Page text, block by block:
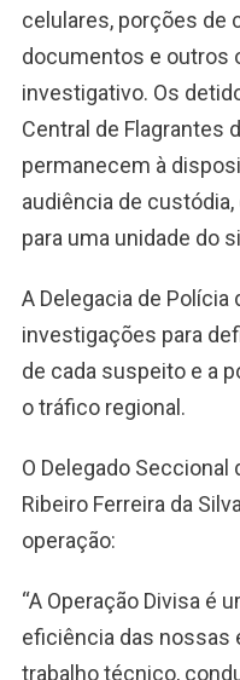
celulares, porções de
documentos e outros
investigativo. Os
Central de Flagrantes
permanecem à
audiência de
para uma unidade do
A Delegacia de
investigações para
de cada suspeito e a
o tráfico regional.
O Delegado Seccional
Ribeiro Ferreira da
operação:
“A Operação Divisa é
eficiência das nossas
trabalho técnico,